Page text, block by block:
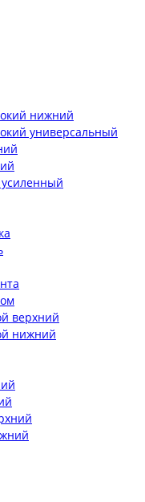
нижний
универсальный
усиленный
верхний
нижний